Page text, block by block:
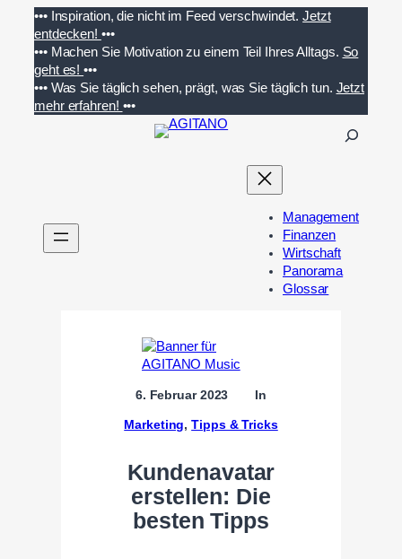
Inhalt
springen
••• Inspiration, die nicht im Feed verschwindet. Jetzt
entdecken! •••
••• Machen Sie Motivation zu einem Teil Ihres Alltags. So
geht es!•••
••• Was Sie täglich sehen, prägt, was Sie täglich tun. Jetzt
mehr erfahren! •••
n
Management
Finanzen
Wirtschaft
Panorama
Glossar
6. Februar 2023 In
Marketing, Tipps & Tricks
Kundenavatar
erstellen: Die
besten Tipps